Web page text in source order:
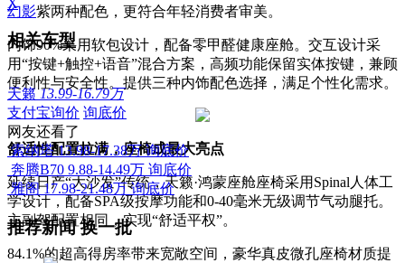
幻影紫两种配色，更符合年轻消费者审美。
内饰90%采用软包设计，配备零甲醛健康座舱。交互设计采
用“按键+触控+语音”混合方案，高频功能保留实体按键，兼顾
便利性与安全性。提供三种内饰配色选择，满足个性化需求。
舒适性配置拉满，座椅成最大亮点
延续日产“大沙发”传统，天籁·鸿蒙座舱座椅采用Spinal人体工
学设计，配备SPA级按摩功能和0-40毫米无级调节气动腿托。
主副驾配置相同，实现“舒适平权”。
84.1%的超高得房率带来宽敞空间，豪华真皮微孔座椅材质提
相关车型
天籁 13.99-16.79万
支付宝询价 询底价
网友还看了
索纳塔 13.98-17.38万 询底价
奔腾B70 9.88-14.49万 询底价
雅阁 17.98-21.48万 询底价
推荐新闻换一批